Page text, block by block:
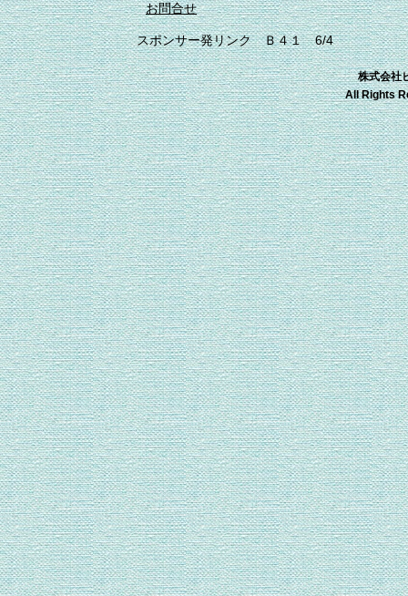
お問合せ
スポンサー発リンク Ｂ４１ 6/4
株式会社
All Rights